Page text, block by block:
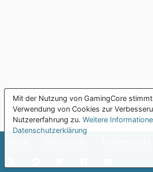
Mit der Nutzung von GamingCore
Verwendung von Cookies zur
Nutzererfahrung zu. Weitere
Datenschutzerklärung